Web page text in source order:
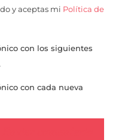
y aceptas mi Política de
con los siguientes
con cada nueva